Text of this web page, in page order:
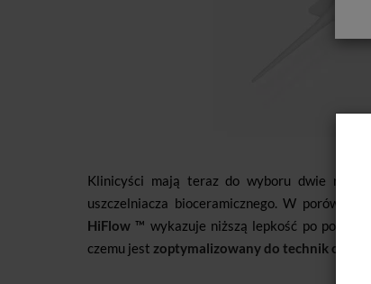
Klinicyści mają teraz do wyboru dwie różne
uszczelniacza bioceramicznego. W
HiFlow ™ wykazuje niższą lepkość po
czemu jest zoptymalizowany do technik